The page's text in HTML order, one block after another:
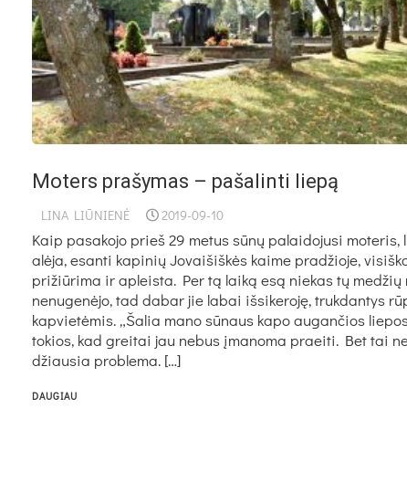
Moters prašymas – pašalinti liepą
LINA LIŪNIENĖ 2019-09-10
Kaip pa­sa­ko­jo prieš 29 me­tus sū­nų pa­lai­do­ju­si mo­te­ris,
alė­ja, esan­ti ka­pi­nių Jo­vai­šiš­kės kai­me pra­džio­je,
pri­žiū­ri­ma ir ap­leis­ta. Per tą lai­ką esą nie­kas tų me­džių
ne­nu­ge­nė­jo, tad da­bar jie la­bai iš­si­ke­ro­ję, truk­dan­tys
kap­vie­tė­mis. „Ša­lia ma­no sū­naus ka­po au­gan­čios
to­kios, kad grei­tai jau ne­bus įma­no­ma praei­ti. Bet tai
džiau­sia pro­ble­ma. […]
DAUGIAU